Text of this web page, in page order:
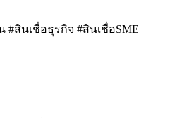
#สินเชื่อธุรกิจ #สินเชื่อSME